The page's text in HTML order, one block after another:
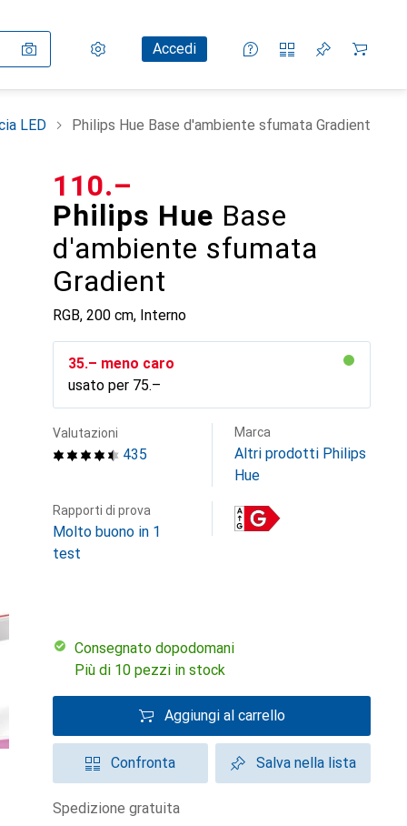
Impostazioni
Conto clienteAccedi
Liste di confronto
Liste dei desideri
Carrello
LED Philips Hue Base d'ambiente sfumata Gradient
Philips Hue Base
d'ambiente sfumata
Gradient
RGB, 200 cm, Interno
CHF
110.–
CHF
35.– meno caro
usato per CHF
75.–
435
Valutazioni Marca
Altri prodotti Philips
Hue
Rapporti di prova
Molto buono in 1
test
Consegnato dopodomani
Più di 10 pezzi in stock
Aggiungi al carrello
Confronta Salva nella lista
spedizione gratuita